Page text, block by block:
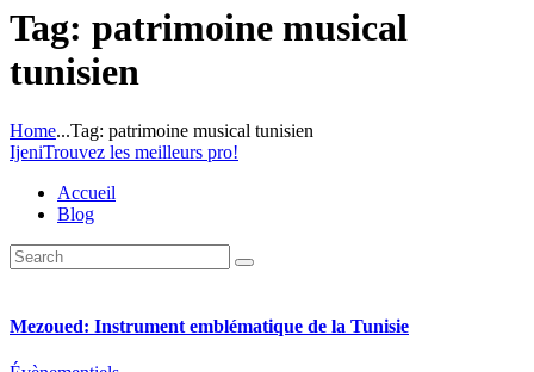
Tag: patrimoine musical
tunisien
Home...Tag: patrimoine musical tunisien
IjeniTrouvez les meilleurs pro!
Accueil
Blog
Mezoued: Instrument emblématique de la Tunisie